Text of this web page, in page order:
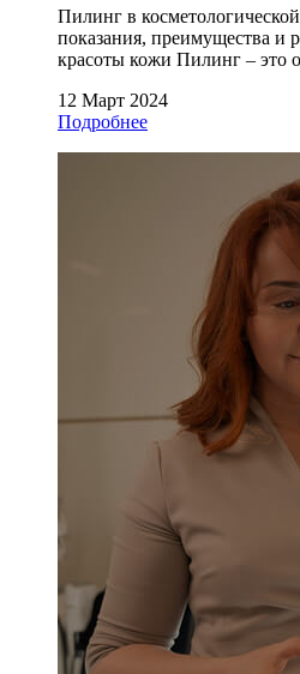
Пилинг в
показания, преимущества и
красоты кожи Пилинг – это
12 Март 2024
Подробнее